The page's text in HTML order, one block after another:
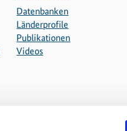
Datenbanken
Länderprofile
Publikationen
Videos